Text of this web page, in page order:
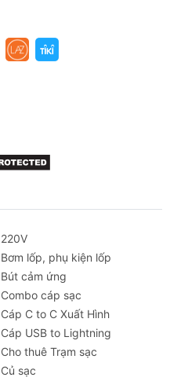
220V
Bơm lốp, phụ kiện lốp
Bút cảm ứng
Combo cáp sạc
Cáp C to C Xuất Hình
Cáp USB to Lightning
Cho thuê Trạm sạc
Củ sạc